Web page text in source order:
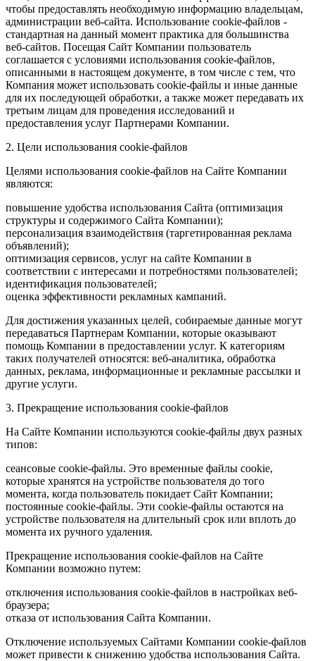
чтобы предоставлять необходимую информацию владельцам,
администрации веб-сайта. Использование cookie-файлов -
стандартная на данный момент практика для большинства
веб-сайтов. Посещая Сайт Компании пользователь
соглашается с условиями использования cookie-файлов,
описанными в настоящем документе, в том числе с тем, что
Компания может использовать cookie-файлы и иные данные
для их последующей обработки, а также может передавать их
третьим лицам для проведения исследований и
предоставления услуг Партнерами Компании.
2. Цели использования cookie-файлов
Целями использования cookie-файлов на Сайте Компании
являются:
повышение удобства использования Сайта (оптимизация
структуры и содержимого Сайта Компании);
персонализация взаимодействия (таргетированная реклама
объявлений);
оптимизация сервисов, услуг на сайте Компании в
соответствии с интересами и потребностями пользователей;
идентификация пользователей;
оценка эффективности рекламных кампаний.
Для достижения указанных целей, собираемые данные могут
передаваться Партнерам Компании, которые оказывают
помощь Компании в предоставлении услуг. К категориям
таких получателей относятся: веб-аналитика, обработка
данных, реклама, информационные и рекламные рассылки и
другие услуги.
3. Прекращение использования cookie-файлов
На Сайте Компании используются cookie-файлы двух разных
типов:
сеансовые cookie-файлы. Это временные файлы cookie,
которые хранятся на устройстве пользователя до того
момента, когда пользователь покидает Сайт Компании;
постоянные cookie-файлы. Эти cookie-файлы остаются на
устройстве пользователя на длительный срок или вплоть до
момента их ручного удаления.
Прекращение использования cookie-файлов на Сайте
Компании возможно путем:
отключения использования cookie-файлов в настройках веб-
браузера;
отказа от использования Сайта Компании.
Отключение используемых Сайтами Компании cookie-файлов
может привести к снижению удобства использования Сайта.